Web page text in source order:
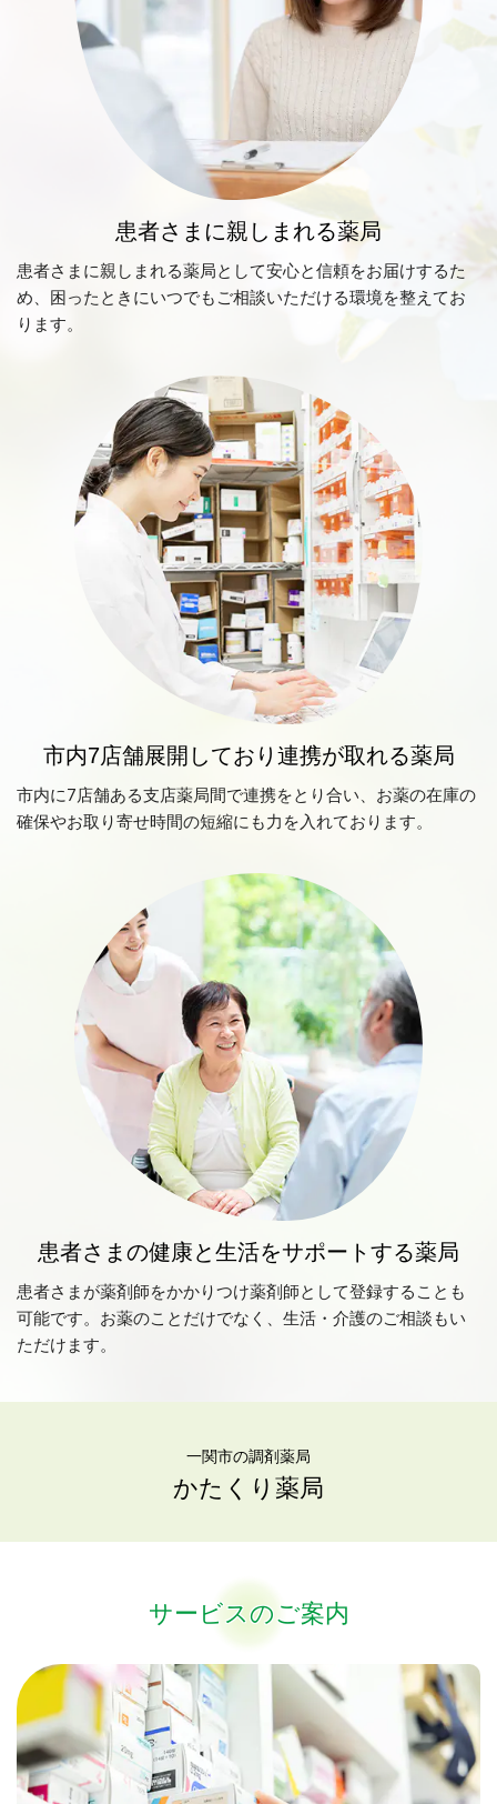
患者さまに親しまれる薬局
患者さまに親しまれる薬局として安心と信頼をお届けするた
め、困ったときにいつでもご相談いただける環境を整えてお
ります。
市内7店舗展開しており連携が取れる薬局
市内に7店舗ある支店薬局間で連携をとり合い、お薬の在庫の
確保やお取り寄せ時間の短縮にも力を入れております。
患者さまの健康と生活をサポートする薬局
患者さまが薬剤師をかかりつけ薬剤師として登録することも
可能です。お薬のことだけでなく、生活・介護のご相談もい
ただけます。
一関市の調剤薬局
かたくり薬局
サービスのご案内